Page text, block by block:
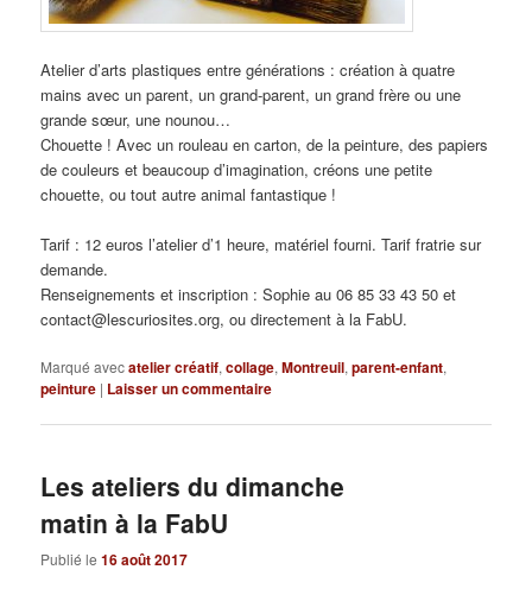
Atelier d’arts plastiques entre générations : création à quatre
mains avec un parent, un grand-parent, un grand frère ou une
grande sœur, une nounou…
Chouette ! Avec un rouleau en carton, de la peinture, des papiers
de couleurs et beaucoup d’imagination, créons une petite
chouette, ou tout autre animal fantastique !
Tarif : 12 euros l’atelier d’1 heure, matériel fourni. Tarif fratrie sur
demande.
Renseignements et inscription : Sophie au 06 85 33 43 50 et
contact@lescuriosites.org, ou directement à la FabU.
Marqué avecatelier créatif,collage,Montreuil,parent-enfant,
peinture | Laisser un commentaire
Les ateliers du dimanche
matin à la FabU
Publié le16 août 2017